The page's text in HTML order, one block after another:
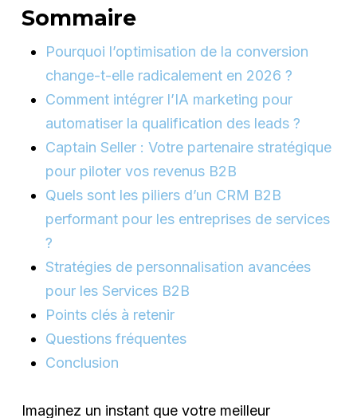
Sommaire
Pourquoi l’optimisation de la conversion
change-t-elle radicalement en 2026 ?
Comment intégrer l’IA marketing pour
automatiser la qualification des leads ?
Captain Seller : Votre partenaire stratégique
pour piloter vos revenus B2B
Quels sont les piliers d’un CRM B2B
performant pour les entreprises de services
?
Stratégies de personnalisation avancées
pour les Services B2B
Points clés à retenir
Questions fréquentes
Conclusion
Imaginez un instant que votre meilleur